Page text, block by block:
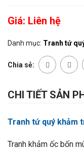
Giá: Liên hệ
Danh mục: Tranh tứ
Chia sẻ:
CHI TIẾT SẢN
Tranh tứ quý khảm
Tranh khảm ốc bốn